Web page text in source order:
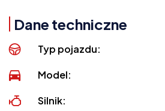
Dane techniczne
Typ pojazdu:
Model:
Silnik: